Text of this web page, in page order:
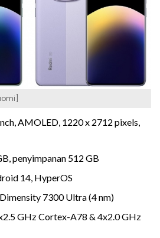
AMOLED, 1220 x 2712 pixels,
penyimpanan 512 GB
14, HyperOS
7300 Ultra (4 nm)
GHz Cortex-A78 & 4x2.0 GHz